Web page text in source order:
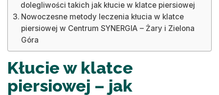
dolegliwości takich jak kłucie w klatce piersiowej
Nowoczesne metody leczenia kłucia w klatce
piersiowej w Centrum SYNERGIA – Żary i Zielona
Góra
Kłucie w klatce
piersiowej – jak